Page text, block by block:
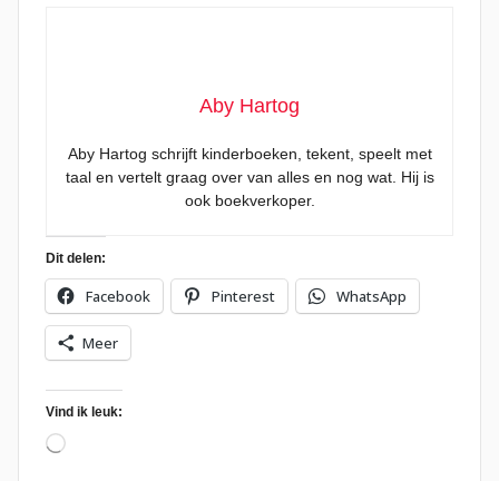
Aby Hartog
Aby Hartog schrijft kinderboeken, tekent, speelt met
taal en vertelt graag over van alles en nog wat. Hij is
ook boekverkoper.
Dit delen:
Facebook Pinterest WhatsApp
Meer
Vind ik leuk:
Aan